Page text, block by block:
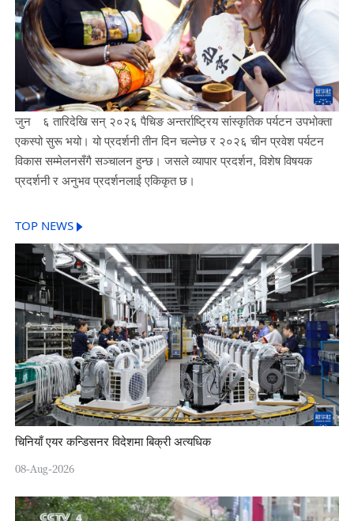
जुन ६ तारिदेखि सन् २०२६ पैचिङ अन्तर्राष्ट्रिय सांस्कृतिक पर्यटन उपभोक्ता
एकस्पो सुरू भयो। यो प्रदर्शनी तीन दिन चल्नेछ र २०२६ चीन प्रवेश पर्यटन
विकास सम्मेलनसँगै सञ्चालन हुन्छ। जसले व्यापार प्रदर्शन, विशेष विषयक
प्रदर्शनी र अनुभव प्रदर्शनलाई एकिकृत छ।
TOP NEWS
चिनियाँ एयर कन्डिसनर विदेशमा बिक्री अत्यधिक
08-Aug-2026